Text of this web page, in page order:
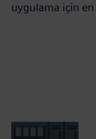
uygulama için